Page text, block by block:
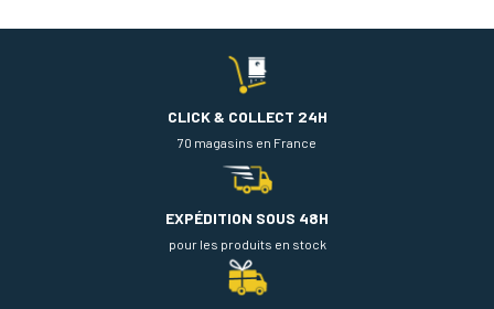
CLICK & COLLECT 24H
70 magasins en France
EXPÉDITION SOUS 48H
pour les produits en stock